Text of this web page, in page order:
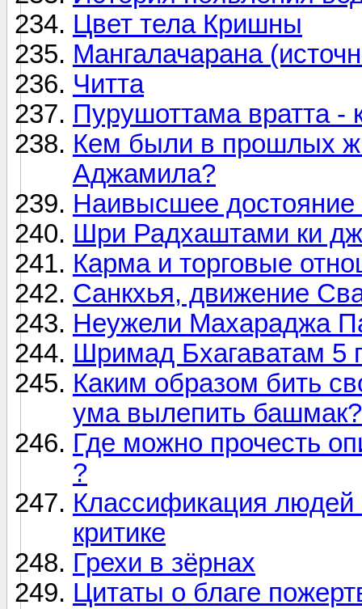
Цвет тела Кришны
Мангалачарана
Читта
Пурушоттама вратта -
Кем были в прошлых
Аджамила?
Наивысшее
Шри Радхаштами ки
Карма и торговые
Санкхья, движение
Неужели Махараджа
Шримад Бхагаватам 5
Каким образом бить
ума вылепить башмак?
Где можно прочесть
?
Классификация людей
критике
Грехи в зёрнах
Цитаты о благе